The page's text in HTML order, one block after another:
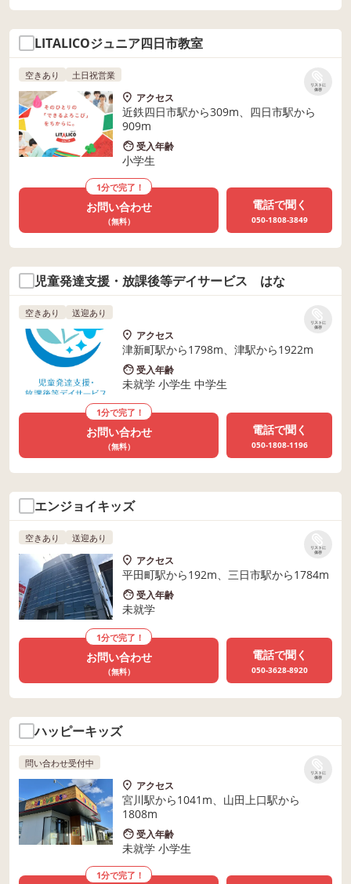
LITALICOジュニア四日市教室
リストに
保存
空きあり 土日祝営業
アクセス
近鉄四日市駅から309m、四日市駅から
909m
受入年齢
小学生
1分で完了！
お問い合わせ
（無料）
電話で聞く
050-1808-3849
児童発達支援・放課後等デイサービス はな
リストに
保存
空きあり 送迎あり
アクセス
津新町駅から1798m、津駅から1922m
受入年齢
未就学 小学生 中学生
1分で完了！
お問い合わせ
（無料）
電話で聞く
050-1808-1196
エンジョイキッズ
リストに
保存
空きあり 送迎あり
アクセス
平田町駅から192m、三日市駅から1784m
受入年齢
未就学
1分で完了！
お問い合わせ
（無料）
電話で聞く
050-3628-8920
ハッピーキッズ
リストに
保存
問い合わせ受付中
アクセス
宮川駅から1041m、山田上口駅から
1808m
受入年齢
未就学 小学生
1分で完了！